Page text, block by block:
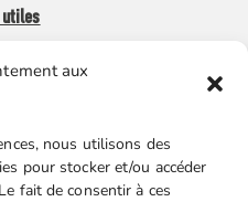
aux
nous utilisons des
pour stocker et/ou accéder
fait de consentir à ces
en ligne
cookies